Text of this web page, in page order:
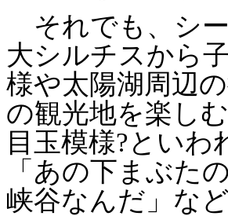
それでも、シ
大シルチスから
様や太陽湖周辺
の観光地を楽し
目玉模様?とい
「あの下まぶた
峡谷なんだ」な